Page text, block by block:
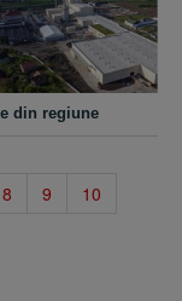
din regiune
8 9 10